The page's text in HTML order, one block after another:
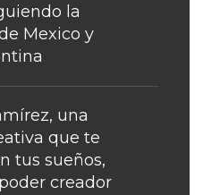
la
Mexico y
una
que te
tus sueños,
creador